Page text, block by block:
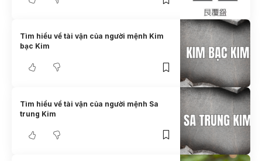
Tìm hiểu về tài vận của người mệnh Kim
bạc Kim
Tìm hiểu về tài vận của người mệnh Sa
trung Kim